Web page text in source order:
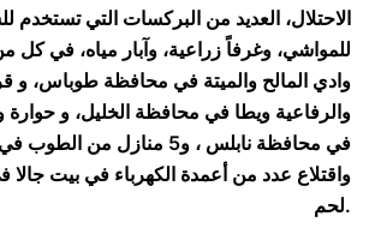
الاحتلال، العديد من البركسات التي تستخدم
للمواشي، وغرفاً زراعية، وآبار مياه، في
وادي المالح والميتة في محافظة طوباس، و
والرفاعية ويطا في محافظة الخليل، و
في محافظة نابلس ، و5 منازل من
واقتلاع عدد من أعمدة الكهرباء في بيت
لحم.